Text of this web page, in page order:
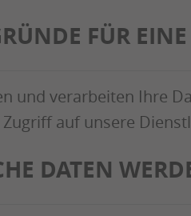
FÜR
und verarbeiten Ihre
auf unsere
DATEN